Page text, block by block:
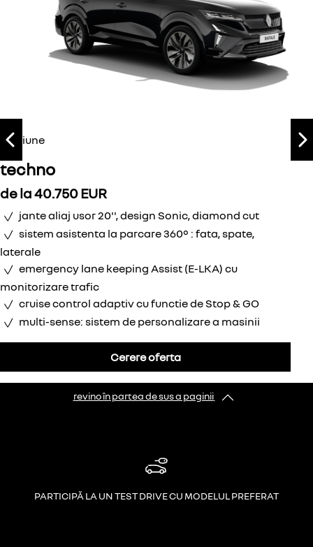
versiune
techno
de la40.750EUR
jante aliaj usor 20'', design Sonic, diamond cut
sistem asistenta la parcare 360° : fata, spate,
laterale
emergency lane keeping Assist (E-LKA) cu
monitorizare trafic
cruise control adaptiv cu functie de Stop & GO
multi-sense: sistem de personalizare a masinii
Cerere oferta
Previous
revino în partea de sus a paginii
PARTICIPĂ LA UN TEST DRIVE CU MODELUL PREFERAT